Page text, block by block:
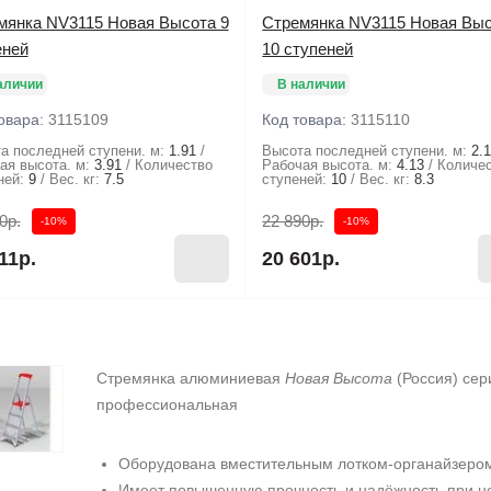
NV3115 Новая Высота 9
3115109
последней ступени. м: 1.91
высота. м: 3.91
Количество
9 Вес. кг: 7.5
-10%
Стремянка NV3115 Новая
10 ступеней
В наличии
Код товара:3115110
Высота последней ступени. м:
Рабочая высота. м: 4.13
ступеней: 10 Вес. кг: 8.3
22 890р. -10%
20 601р.
Стремянка алюминиевая Новая Высота (Россия)
профессиональная
Оборудована вместительным лотком-